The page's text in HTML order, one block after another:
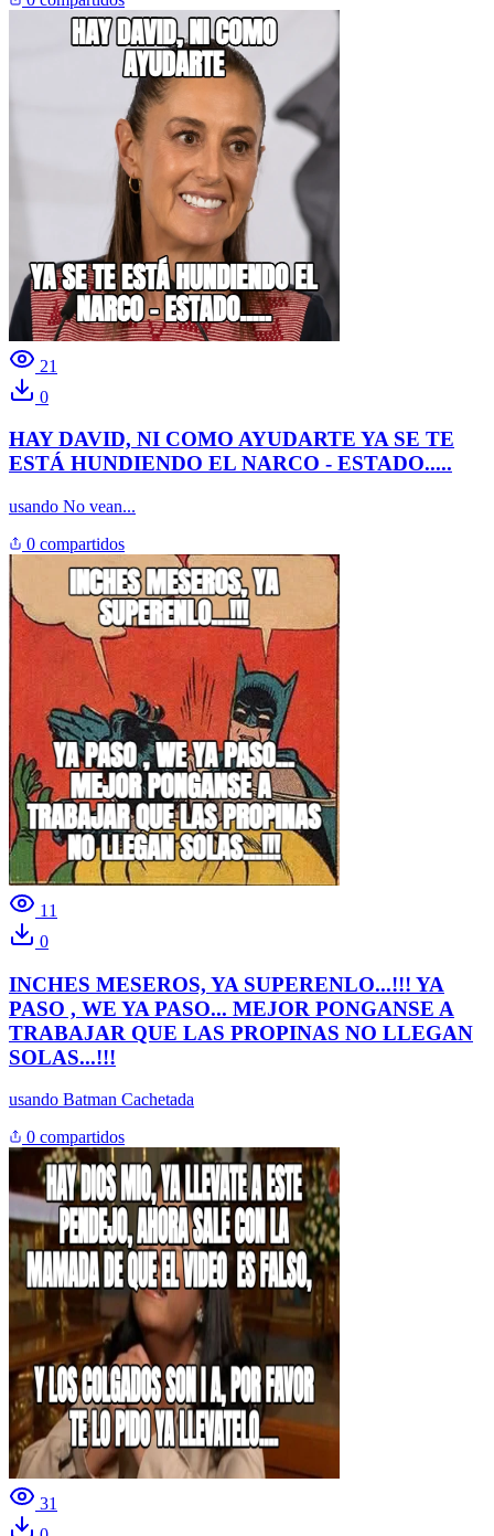
21
0
HAY DAVID, NI COMO AYUDARTE YA SE TE
ESTÁ HUNDIENDO EL NARCO - ESTADO.....
usando No vean...
0 compartidos
11
0
INCHES MESEROS, YA SUPERENLO...!!! YA
PASO , WE YA PASO... MEJOR PONGANSE A
TRABAJAR QUE LAS PROPINAS NO LLEGAN
SOLAS...!!!
usando Batman Cachetada
0 compartidos
31